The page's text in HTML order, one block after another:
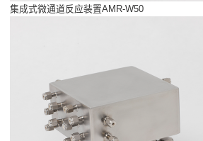
集成式微通道反应装置AMR-W50